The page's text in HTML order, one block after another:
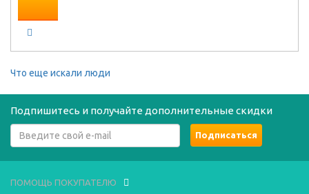
Что еще искали люди
Подпишитесь и получайте дополнительные скидки
ПОМОЩЬ ПОКУПАТЕЛЮ